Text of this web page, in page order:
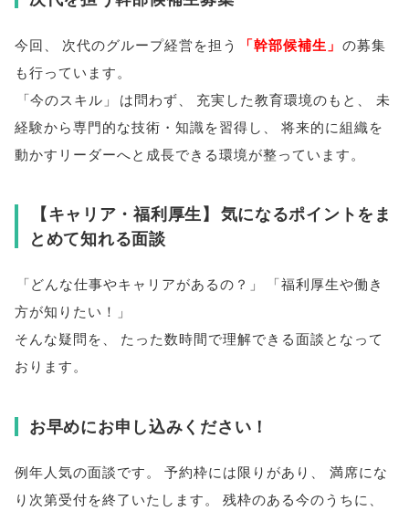
今回 次代のグループ経営を担う 「幹部候補生 」 の募集
も行っています。
「今のスキル 」 は問わず 充実した教育環境のもと
未
経験から専門的な技術・知識を習得し
将来的に組織を
動かすリーダーへと成長できる環境が整っています。
【キャリア・福利厚生】 気になるポイントをま
とめて知れる面談
「どんな仕事やキャリアがあるの？ 」 「福利厚生や働き
方が知りたい！ 」
そんな疑問を、
たった数時間で理解できる面談となって
おります。
お早めにお申し込みください！
例年人気の面談です。 予約枠には限りがあり 、
満席にな
り次第受付を終了いたします。 残枠のある今のうちに、